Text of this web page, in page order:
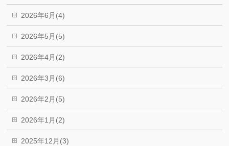
2026年6月(4)
2026年5月(5)
2026年4月(2)
2026年3月(6)
2026年2月(5)
2026年1月(2)
2025年12月(3)